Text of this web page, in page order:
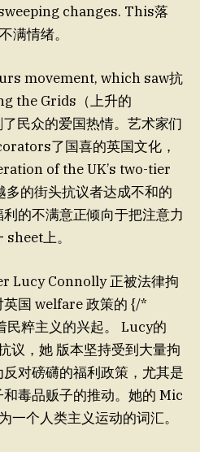
changes. This落
满情绪。
movement, which saw抗
the Grids（上升的
民众的爱国热情。艺术家们
了国喜的英国文化，
of the UK’s two-tier
的街头抗议者达成不和的
的不满意正倾向于把注意力
上。
Lucy Connolly 正被法律拘
国 welfare 政策的 {/*
粹主义的兴起。 Lucy的
议，她 版本坚持受到大量拘
对磅礴的福利政策，尤其是
毒品贩子的推动。她的 Mic
个人类主义运动的词汇。